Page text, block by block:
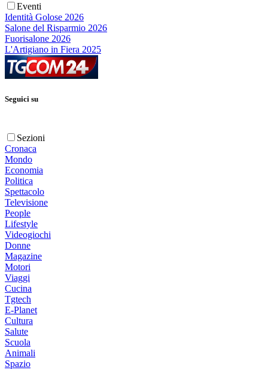
Eventi
Identità Golose 2026
Salone del Risparmio 2026
Fuorisalone 2026
L'Artigiano in Fiera 2025
Seguici su
Sezioni
Cronaca
Mondo
Economia
Politica
Spettacolo
Televisione
People
Lifestyle
Videogiochi
Donne
Magazine
Motori
Viaggi
Cucina
Tgtech
E-Planet
Cultura
Salute
Scuola
Animali
Spazio